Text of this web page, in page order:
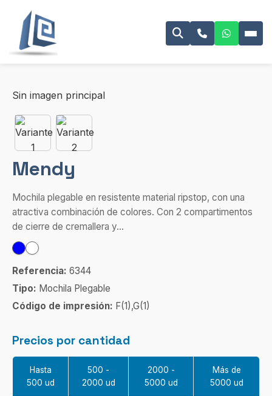
Sin imagen principal
Mendy
Mochila plegable en resistente material ripstop, con una
atractiva combinación de colores. Con 2 compartimentos
de cierre de cremallera y...
Referencia: 6344
Tipo: Mochila Plegable
Código de impresión: F(1),G(1)
Precios por cantidad
Hasta
500 ud
500 -
2000 ud
2000 -
5000 ud
Más de
5000 ud